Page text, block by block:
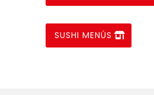
SUSHI MENÚS